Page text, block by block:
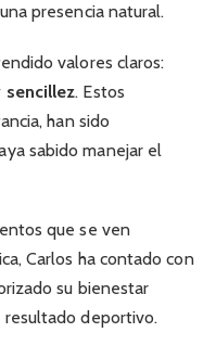
presencia natural.
valores claros:
sencillez. Estos
han sido
sabido manejar el
que se ven
Carlos ha contado con
su bienestar
resultado deportivo.